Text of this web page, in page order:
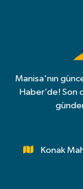
Manisa'nın
Haber’de! Son
Konak